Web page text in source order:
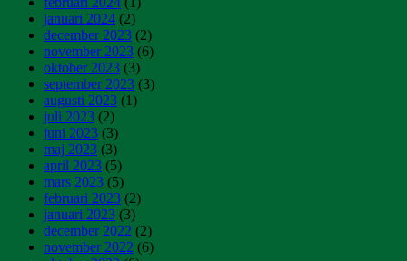
januari 2024 (2)
december 2023 (2)
november 2023 (6)
oktober 2023 (3)
september 2023 (3)
augusti 2023 (1)
juli 2023 (2)
juni 2023 (3)
maj 2023 (3)
april 2023 (5)
mars 2023 (5)
februari 2023 (2)
januari 2023 (3)
december 2022 (2)
november 2022 (6)